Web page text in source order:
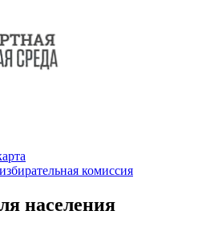
комиссия
населения